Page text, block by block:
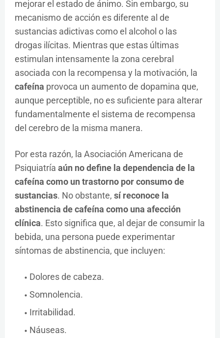
mejorar el estado de ánimo. Sin embargo, su
mecanismo de acción es diferente al de
sustancias adictivas como el alcohol o las
drogas ilícitas. Mientras que estas últimas
estimulan intensamente la zona cerebral
asociada con la recompensa y la motivación, la
cafeína provoca un aumento de dopamina que,
aunque perceptible, no es suficiente para alterar
fundamentalmente el sistema de recompensa
del cerebro de la misma manera.
Por esta razón, la Asociación Americana de
Psiquiatría aún no define la dependencia de la
cafeína como un trastorno por consumo de
sustancias. No obstante, sí reconoce la
abstinencia de cafeína como una afección
clínica. Esto significa que, al dejar de consumir la
bebida, una persona puede experimentar
síntomas de abstinencia, que incluyen:
Dolores de cabeza.
Somnolencia.
Irritabilidad.
Náuseas.